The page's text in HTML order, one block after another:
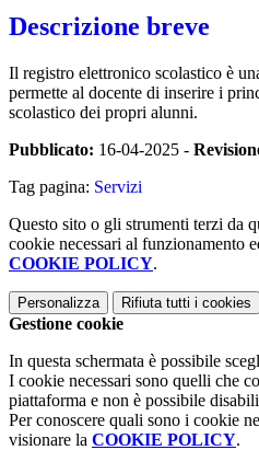
Descrizione breve
Il registro elettronico scolastico è
permette al docente di inserire i
scolastico dei propri alunni.
Pubblicato: 16-04-2025 -
Tag pagina: Servizi
Questo sito o gli strumenti terzi da
cookie necessari al funzionamento
COOKIE POLICY.
Personalizza Rifiuta tutti i cookies
Gestione cookie
In questa schermata è possibile
I cookie necessari sono quelli che
piattaforma e non è possibile
Per conoscere quali sono i cookie
visionare la COOKIE POLICY.